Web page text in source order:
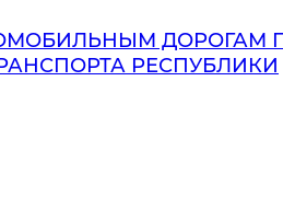
ДОРОГАМ
РЕСПУБЛИКИ